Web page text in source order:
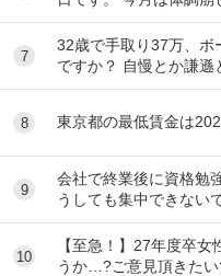
月10日勤務 実働時間
7
32歳で手取り37万、ボ
ですか？ 自慢とか謙遜
っただけです。 富裕層
8 東京都の最低賃金は
9
会社で終業後に資格勉
うしても集中できない
す。 うちの会社はタイ
10
【至急！】27年度卒
うか…?ご意見頂きたい